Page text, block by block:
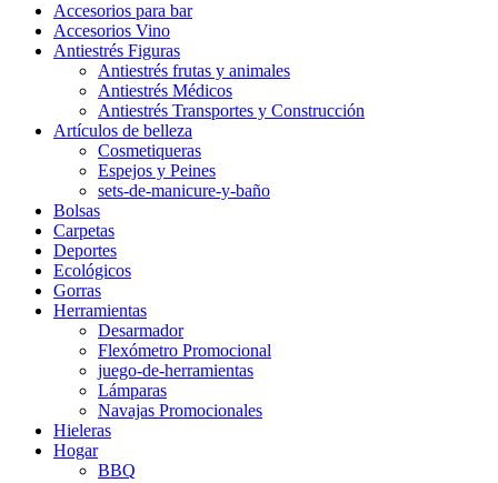
Accesorios para bar
Accesorios Vino
Antiestrés Figuras
Antiestrés frutas y animales
Antiestrés Médicos
Antiestrés Transportes y Construcción
Artículos de belleza
Cosmetiqueras
Espejos y Peines
sets-de-manicure-y-baño
Bolsas
Carpetas
Deportes
Ecológicos
Gorras
Herramientas
Desarmador
Flexómetro Promocional
juego-de-herramientas
Lámparas
Navajas Promocionales
Hieleras
Hogar
BBQ